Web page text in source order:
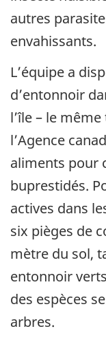
autres
envahissants.
L’équipe a
d’entonnoir
l’île – le
l’Agence
aliments pour
buprestidés.
actives dans
six pièges de
mètre du sol,
entonnoir
des espèces
arbres.